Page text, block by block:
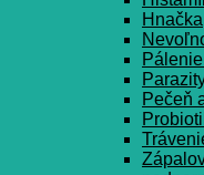
Hnačka
Pečeň